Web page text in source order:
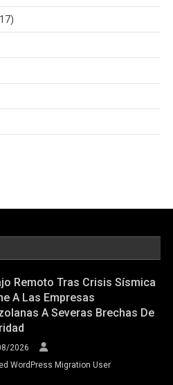
Remoto Tras Crisis Sísmica
A Las Empresas
A Severas Brechas De
2026
WordPress Migration User